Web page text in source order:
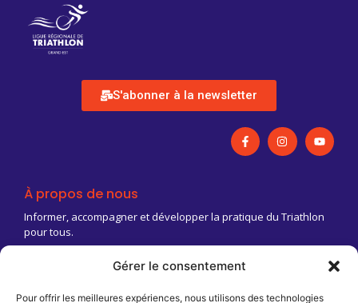
Gérer le consentement
Pour offrir les meilleures expériences, nous utilisons des technologies
S'abonner à la newsletter
À propos de nous
Informer, accompagner et développer la pratique du Triathlon
pour tous.
03 83 18 88 03
Contact@triathlongrandest.fr